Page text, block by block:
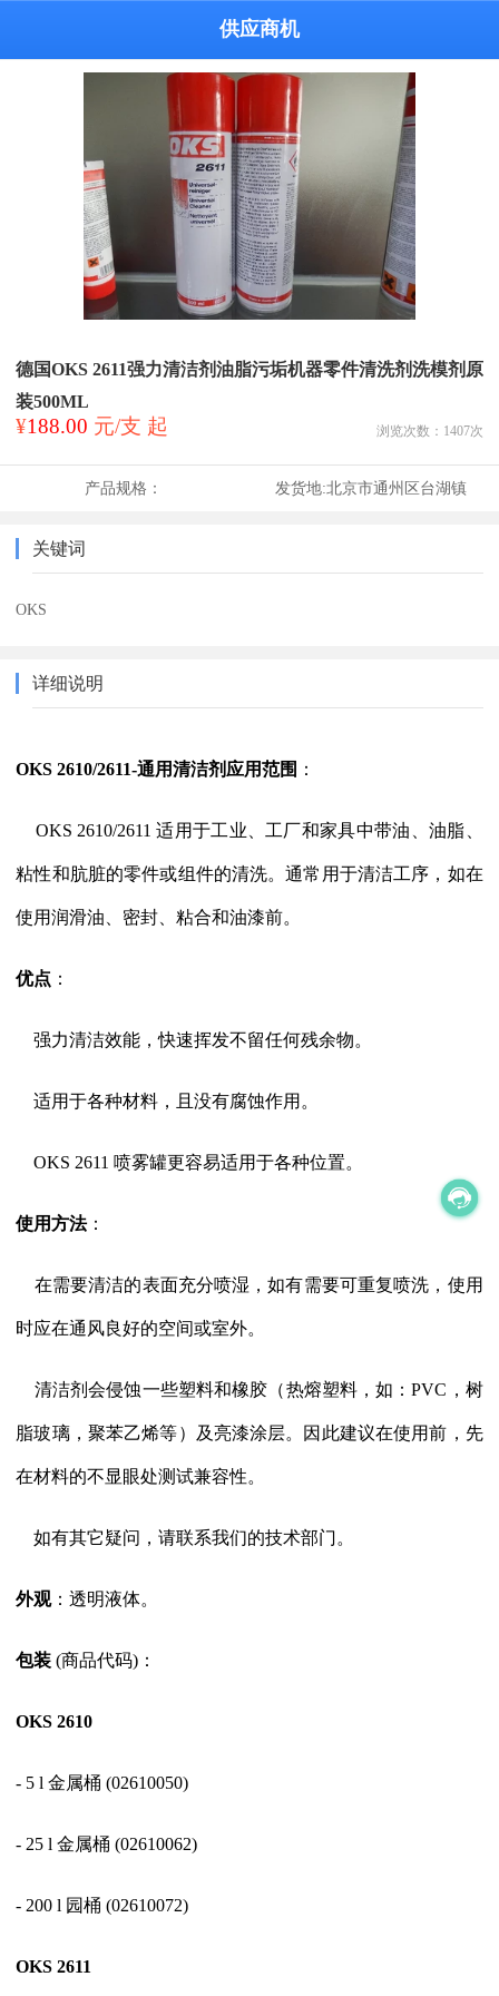
供应商机
德国OKS 2611强力清洁剂油脂污垢机器零件清洗剂洗模剂原
装500ML
¥188.00 元/支 起 浏览次数： 1407次
产品规格： 发货地:北京市通州区台湖镇
关键词
OKS
详细说明
OKS 2610/2611-通用清洁剂 应用范围 ：
OKS 2610/2611 适用于工业、工厂和家具中带油、油脂、
粘性和肮脏的零件或组件的清洗。通常用于清洁工序，如在
使用润滑油、密封、粘合和油漆前。
优点 ：
强力清洁效能，快速挥发不留任何残余物。
适用于各种材料，且没有腐蚀作用。
OKS 2611 喷雾罐更容易适用于各种位置。
使用方法：
在需要清洁的表面充分喷湿，如有需要可重复喷洗，使用
时应在通风良好的空间或室外。
清洁剂会侵蚀一些塑料和橡胶（热熔塑料，如：PVC，树
脂玻璃，聚苯乙烯等）及亮漆涂层。因此建议在使用前，先
在材料的不显眼处测试兼容性。
如有其它疑问，请联系我们的技术部门。
外观：透明液体。
包装 (商品代码)：
OKS 2610
- 5 l 金属桶 (02610050)
- 25 l 金属桶 (02610062)
- 200 l 园桶 (02610072)
OKS 2611